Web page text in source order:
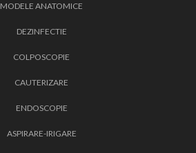
MODELE ANATOMICE
DEZINFECTIE
COLPOSCOPIE
CAUTERIZARE
ENDOSCOPIE
ASPIRARE-IRIGARE